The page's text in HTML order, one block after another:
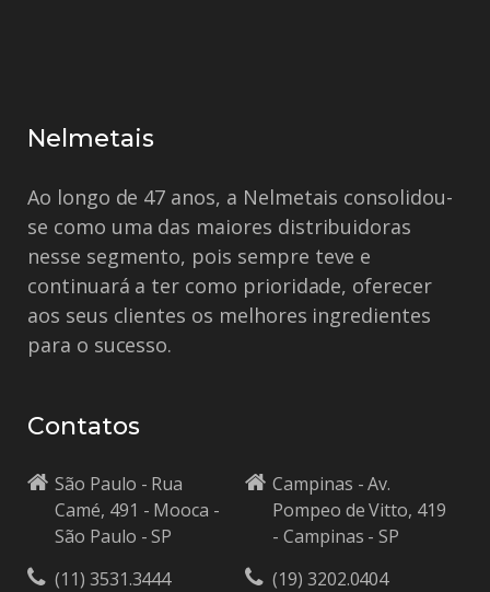
Nelmetais
Ao longo de 47 anos, a Nelmetais consolidou-
se como uma das maiores distribuidoras
nesse segmento, pois sempre teve e
continuará a ter como prioridade, oferecer
aos seus clientes os melhores ingredientes
para o sucesso.
Contatos
São Paulo - Rua
Camé, 491 - Mooca -
São Paulo - SP
(11) 3531.3444
Campinas - Av.
Pompeo de Vitto, 419
- Campinas - SP
(19) 3202.0404